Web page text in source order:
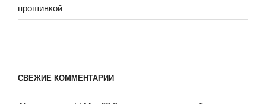
прошивкой
СВЕЖИЕ КОММЕНТАРИИ